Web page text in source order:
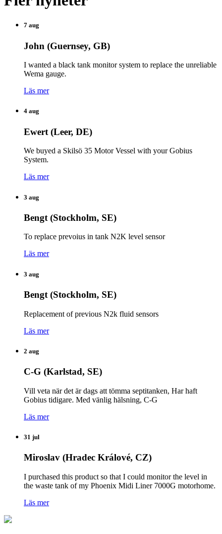
7 aug
John (Guernsey, GB)
I wanted a black tank monitor system to replace the unreliable
Wema gauge.
Läs mer
4 aug
Ewert (Leer, DE)
We buyed a Skilsö 35 Motor Vessel with your Gobius
System.
Läs mer
3 aug
Bengt (Stockholm, SE)
To replace prevoius in tank N2K level sensor
Läs mer
3 aug
Bengt (Stockholm, SE)
Replacement of previous N2k fluid sensors
Läs mer
2 aug
C-G (Karlstad, SE)
Vill veta när det är dags att tömma septitanken, Har haft
Gobius tidigare. Med vänlig hälsning, C-G
Läs mer
31 jul
Miroslav (Hradec Králové, CZ)
I purchased this product so that I could monitor the level in
the waste tank of my Phoenix Midi Liner 7000G motorhome.
Läs mer